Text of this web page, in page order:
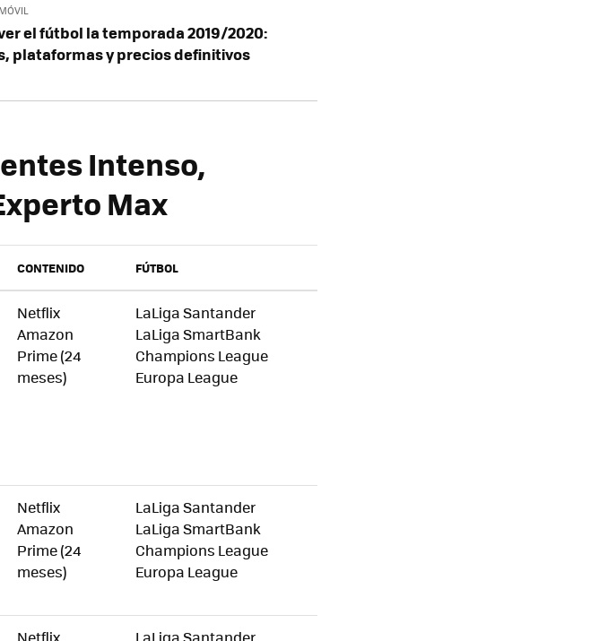
el fútbol la temporada 2019/2020:
plataformas y precios definitivos
Intenso,
Max
CONTENIDO FÚTBOL
Netflix
Amazon
Prime (24
meses)
LaLiga Santander
LaLiga SmartBank
Champions League
Europa League
Netflix
Amazon
Prime (24
meses)
LaLiga Santander
LaLiga SmartBank
Champions League
Europa League